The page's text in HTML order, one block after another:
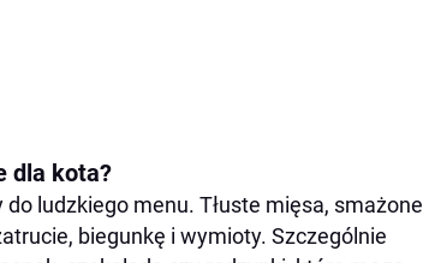
dla kota?
ludzkiego menu. Tłuste mięsa, smażone
biegunkę i wymioty. Szczególnie